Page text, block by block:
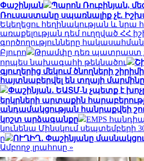
Փաշինյան
Պարոն Ռուբինյան,
Ռուսաստանը սպառնալիք չէ.
Եկեղեցու հեղինակության և նրա
առաքելության դեմ ուղղված ՀՀ
գործողությունները
Բյուրո
Թրամփը դեռ պատրաստ
որպես նախագահի թեկնածու
գյուղերից մեկում ծնողների
հայտնաբերվել են տղայի
Փաշինյան․ ԵԱՏՄ-ն չպետք է
երկրների արտաքին
անդամակցության հանրաքվեի
կոշտ արձագանքը
EMPS
կունենա Մինսկում սեպտեմբերի
ը
ՈՒՂԻՂ․ Փաշինյանը
Ամբողջ լրահոսը »